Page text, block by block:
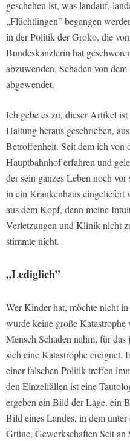
geschehen ist, was landauf,
„Flüchtlingen” begangen
in der Politik der Groko, die
Bundeskanzlerin hat
abzuwenden, Schaden von
abgewendet.
Ich gebe es zu, dieser Artikel
Haltung heraus geschrieben,
Betroffenheit. Seit dem ich
Hauptbahnhof erfahren und
der sein ganzes Leben noch
in ein Krankenhaus eingeliefert
aus dem Kopf, denn meine
Verletzungen und Klinik nicht
stimmte nicht.
„Lediglich”
Wer Kinder hat, möchte nicht
wurde keine große
Mensch Schaden nahm, für
sich eine Katastrophe ereignet.
einer falschen Politik treffen
den Einzelfällen ist eine
ergeben ein Bild der Lage, ein
Bild eines Landes, in dem
Grüne, Gewerkschaften Seit